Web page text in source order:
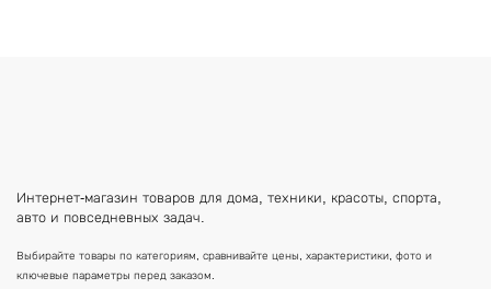
Интернет-магазин товаров для дома, техники, красоты, спорта,
авто и повседневных задач.
Выбирайте товары по категориям, сравнивайте цены, характеристики, фото и
ключевые параметры перед заказом.